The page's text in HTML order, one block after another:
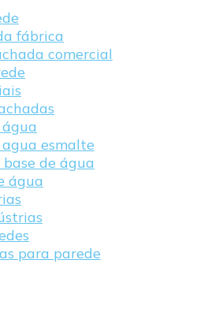
fábrica
comercial
esmalte
de água
água
para parede